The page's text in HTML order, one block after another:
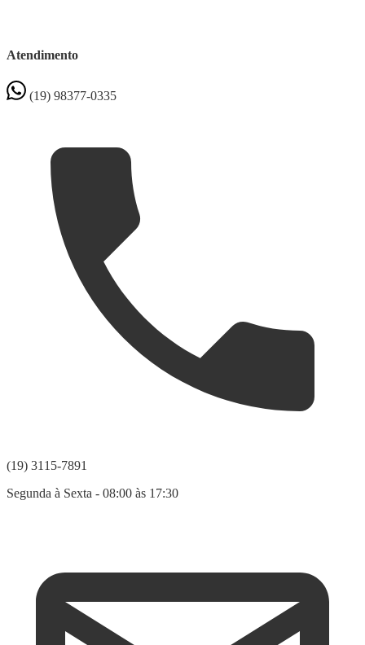
Atendimento
(19) 98377-0335
(19) 3115-7891
Segunda à Sexta - 08:00 às 17:30